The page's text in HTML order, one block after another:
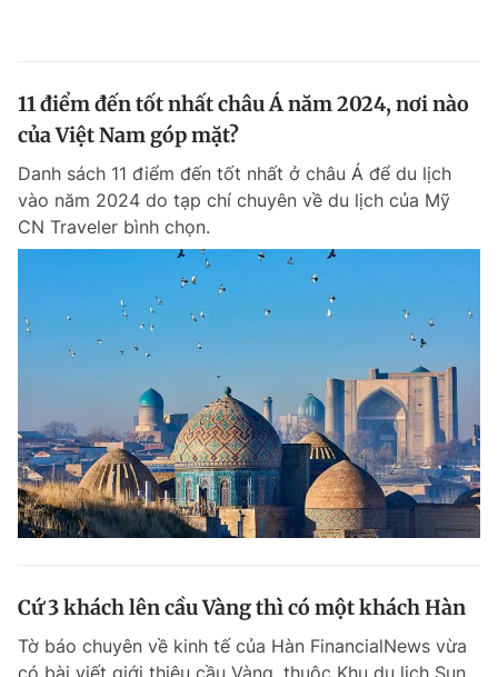
11 điểm đến tốt nhất châu Á năm 2024, nơi nào
của Việt Nam góp mặt?
Danh sách 11 điểm đến tốt nhất ở châu Á để du lịch
vào năm 2024 do tạp chí chuyên về du lịch của Mỹ
CN Traveler bình chọn.
Cứ 3 khách lên cầu Vàng thì có một khách Hàn
Tờ báo chuyên về kinh tế của Hàn FinancialNews vừa